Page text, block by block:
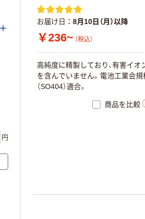
お届け日 8月10日（月）以降
￥236~ （税込）
高純度に精製しており、有害イオ
を含んでいません。電池工業会規
（SO404）適合。
商品を比較
円